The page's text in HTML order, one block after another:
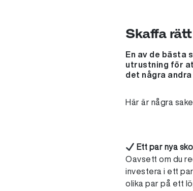
Skaffa
En av de bästa
utrustning för
det några
Här är några
Ett par nya
Oavsett om du
investera i ett
olika par på ett